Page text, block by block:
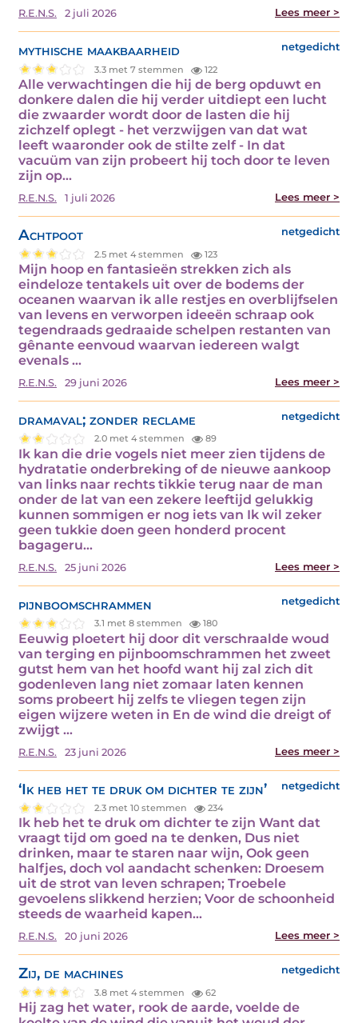
R.E.N.S. 2 juli 2026 Lees meer >
mythische maakbaarheid netgedicht
3.3 met 7 stemmen 122
Alle verwachtingen die hij de berg opduwt en
donkere dalen die hij verder uitdiept een lucht
die zwaarder wordt door de lasten die hij
zichzelf oplegt - het verzwijgen van dat wat
leeft waaronder ook de stilte zelf - In dat
vacuüm van zijn probeert hij toch door te leven
zijn op...
R.E.N.S. 1 juli 2026 Lees meer >
Achtpoot netgedicht
2.5 met 4 stemmen 123
Mijn hoop en fantasieën strekken zich als
eindeloze tentakels uit over de bodems der
oceanen waarvan ik alle restjes en overblijfselen
van levens en verworpen ideeën schraap ook
tegendraads gedraaide schelpen restanten van
gênante eenvoud waarvan iedereen walgt
evenals ...
R.E.N.S. 29 juni 2026 Lees meer >
dramaval; zonder reclame netgedicht
2.0 met 4 stemmen 89
Ik kan die drie vogels niet meer zien tijdens de
hydratatie onderbreking of de nieuwe aankoop
van links naar rechts tikkie terug naar de man
onder de lat van een zekere leeftijd gelukkig
kunnen sommigen er nog iets van Ik wil zeker
geen tukkie doen geen honderd procent
bagageru...
R.E.N.S. 25 juni 2026 Lees meer >
pijnboomschrammen netgedicht
3.1 met 8 stemmen 180
Eeuwig ploetert hij door dit verschraalde woud
van terging en pijnboomschrammen het zweet
gutst hem van het hoofd want hij zal zich dit
godenleven lang niet zomaar laten kennen
soms probeert hij zelfs te vliegen tegen zijn
eigen wijzere weten in En de wind die dreigt of
zwijgt ...
R.E.N.S. 23 juni 2026 Lees meer >
‘Ik heb het te druk om dichter te zijn’ netgedicht
2.3 met 10 stemmen 234
Ik heb het te druk om dichter te zijn Want dat
vraagt tijd om goed na te denken, Dus niet
drinken, maar te staren naar wijn, Ook geen
halfjes, doch vol aandacht schenken: Droesem
uit de strot van leven schrapen; Troebele
gevoelens slikkend herzien; Voor de schoonheid
steeds de waarheid kapen...
R.E.N.S. 20 juni 2026 Lees meer >
Zij, de machines netgedicht
3.8 met 4 stemmen 62
Hij zag het water, rook de aarde, voelde de